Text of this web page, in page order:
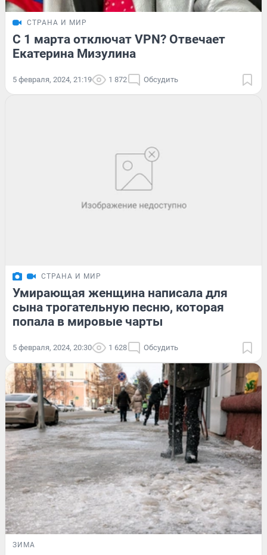
СТРАНА И МИР
С 1 марта отключат VPN? Отвечает
Екатерина Мизулина
5 февраля, 2024, 21:19 1 872 Обсудить
СТРАНА И МИР
Умирающая женщина написала для
сына трогательную песню, которая
попала в мировые чарты
5 февраля, 2024, 20:30 1 628 Обсудить
ЗИМА